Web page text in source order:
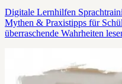
Digitale Lernhilfen
Mythen & Praxistipps für
überraschende Wahrheiten